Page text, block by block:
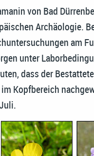
von Bad
Archäologie.
am
unter
dass der
Kopfbereich